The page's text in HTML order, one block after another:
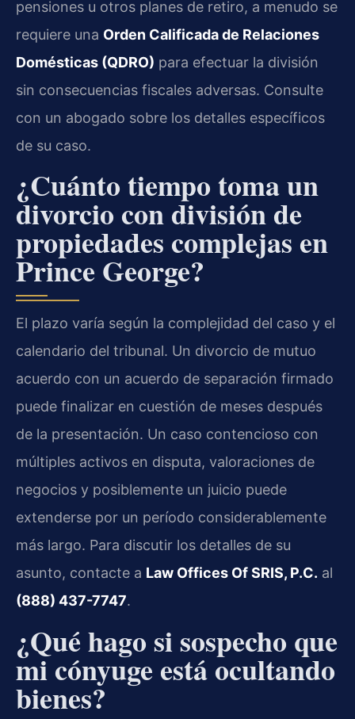
pensiones u otros planes de retiro, a menudo se
requiere una Orden Calificada de Relaciones
Domésticas (QDRO) para efectuar la división
sin consecuencias fiscales adversas. Consulte
con un abogado sobre los detalles específicos
de su caso.
¿Cuánto tiempo toma un
divorcio con división de
propiedades complejas en
Prince George?
El plazo varía según la complejidad del caso y el
calendario del tribunal. Un divorcio de mutuo
acuerdo con un acuerdo de separación firmado
puede finalizar en cuestión de meses después
de la presentación. Un caso contencioso con
múltiples activos en disputa, valoraciones de
negocios y posiblemente un juicio puede
extenderse por un período considerablemente
más largo. Para discutir los detalles de su
asunto, contacte a Law Offices Of SRIS, P.C. al
(888) 437-7747.
¿Qué hago si sospecho que
mi cónyuge está ocultando
bienes?